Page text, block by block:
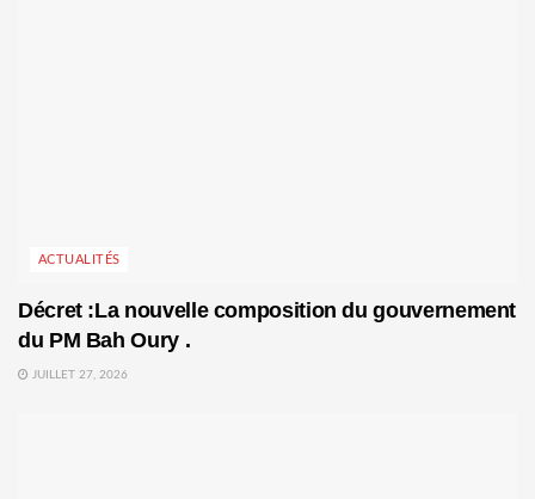
ACTUALITÉS
Décret :La nouvelle composition du gouvernement
du PM Bah Oury .
JUILLET 27, 2026